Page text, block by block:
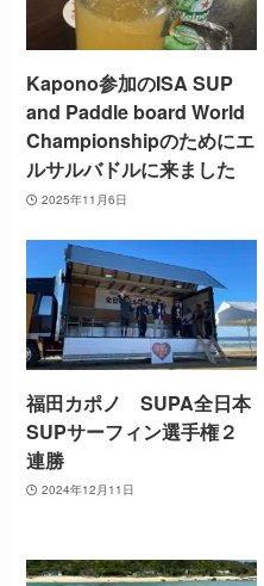
Kapono参加のISA SUP
and Paddle board World
Championshipのためにエ
ルサルバドルに来ました
2025年11月6日
福田カポノ SUPA全日本
SUPサーフィン選手権２
連勝
2024年12月11日